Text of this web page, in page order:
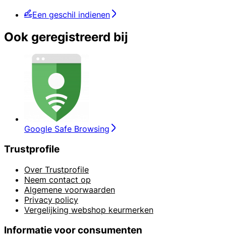
Een geschil indienen
Ook geregistreerd bij
Google Safe Browsing
Trustprofile
Over Trustprofile
Neem contact op
Algemene voorwaarden
Privacy policy
Vergelijking webshop keurmerken
Informatie voor consumenten